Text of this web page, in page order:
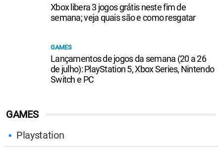
GAMES
Playstation
Xbox libera 3 jogos grátis neste fim de
semana; veja quais são e como resgatar
GAMES
Lançamentos de jogos da semana (20 a 26
de julho): PlayStation 5, Xbox Series, Nintendo
Switch e PC